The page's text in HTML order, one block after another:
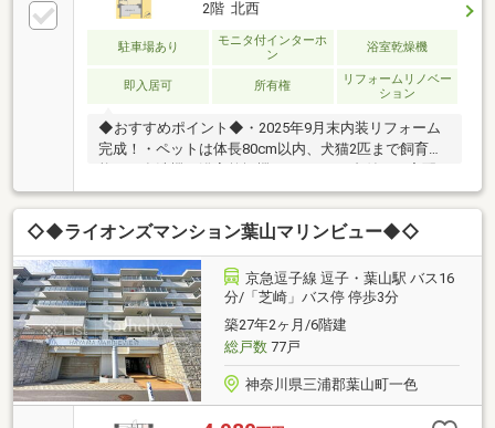
には、都心では得難い“本物の余白”があります。専有
面積80㎡超のゆとりある2LDK。リゾート性と実用性、
そのどちらも妥協しない一邸です。
2階 北西
駐車場あり
モニタ付インターホ
ン
浴室乾燥機
即入居可 所有権
リフォームリノベー
ション
◆おすすめポイント◆・2025年9月末内装リフォーム
完成！・ペットは体長80cm以内、犬猫2匹まで飼育可
能！・食洗機や浴室乾燥機、エアコン2台付き、宅配
BOXなど設備が充実！・サーフボード、SUP、シーカ
ヤック置き場あり！・2面バルコニーとアルコープも
付いています！
◇◆ライオンズマンション葉山マリンビュー◆◇
京急逗子線 逗子・葉山駅 バス16
分/「芝崎」バス停 停歩3分
築27年2ヶ月/6階建
総戸数77戸
神奈川県三浦郡葉山町一色